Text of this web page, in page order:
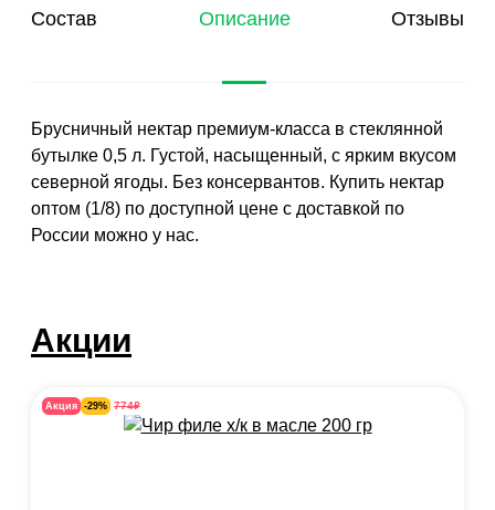
Состав Описание Отзывы
Брусничный нектар премиум-класса в стеклянной
бутылке 0,5 л. Густой, насыщенный, с ярким вкусом
северной ягоды. Без консервантов. Купить нектар
оптом (1/8) по доступной цене с доставкой по
России можно у нас.
Акции
Акция -29% 774₽